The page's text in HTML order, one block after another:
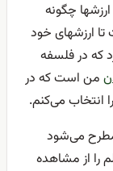
چگونه
ارزشهای خود
که در فلسفه
من است که در
انتخاب می‌کنم.
مطرح می‌شود
را از مشاهده